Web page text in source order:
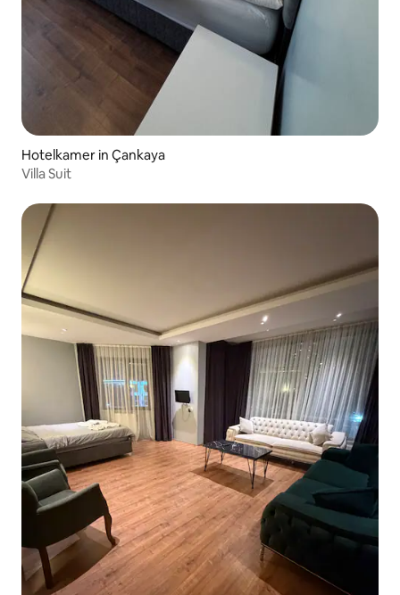
Hotelkamer in Çankaya
Villa Suit